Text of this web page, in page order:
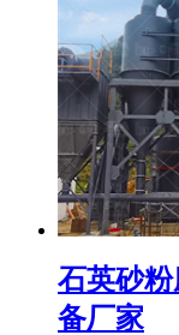
石英砂
备厂家